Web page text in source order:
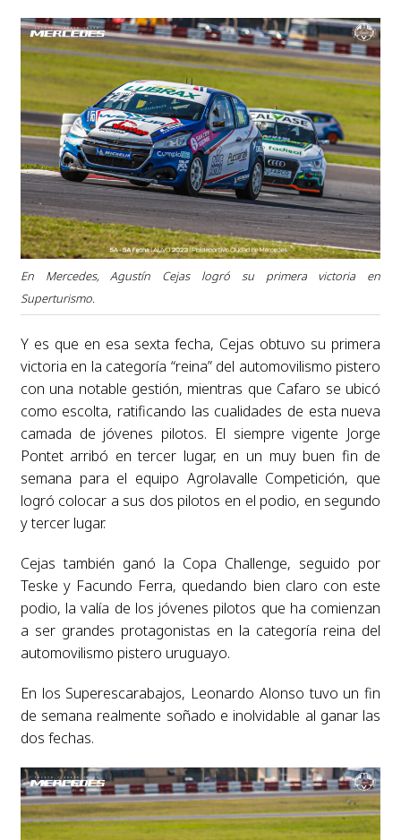
En Mercedes, Agustín Cejas logró su primera victoria en
Superturismo.
Y es que en esa sexta fecha, Cejas obtuvo su primera
victoria en la categoría “reina” del automovilismo pistero
con una notable gestión, mientras que Cafaro se ubicó
como escolta, ratificando las cualidades de esta nueva
camada de jóvenes pilotos. El siempre vigente Jorge
Pontet arribó en tercer lugar, en un muy buen fin de
semana para el equipo Agrolavalle Competición, que
logró colocar a sus dos pilotos en el podio, en segundo
y tercer lugar.
Cejas también ganó la Copa Challenge, seguido por
Teske y Facundo Ferra, quedando bien claro con este
podio, la valía de los jóvenes pilotos que ha comienzan
a ser grandes protagonistas en la categoría reina del
automovilismo pistero uruguayo.
En los Superescarabajos, Leonardo Alonso tuvo un fin
de semana realmente soñado e inolvidable al ganar las
dos fechas.